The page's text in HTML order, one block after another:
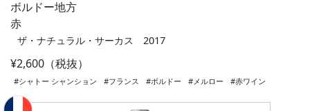
ボルドー地方
赤
ザ・ナチュラル・サーカス 2017
¥2,600（税抜）
#シャトー シャンション #フランス #ボルドー #メルロー #赤ワイン